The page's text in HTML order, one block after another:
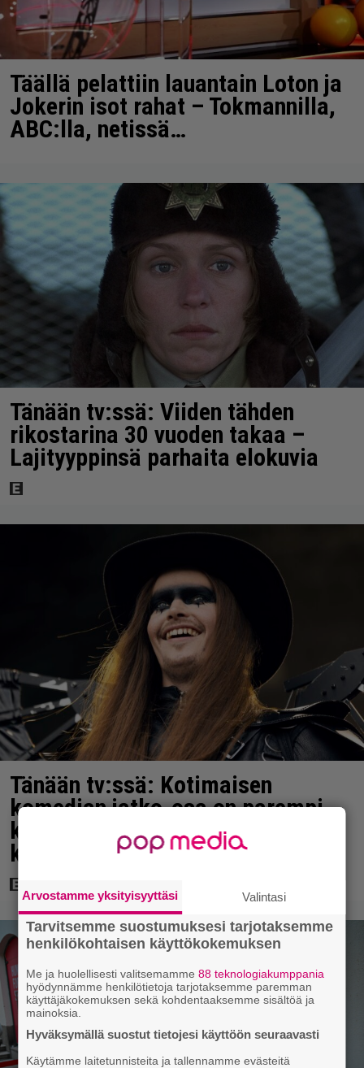
Täällä pelattiin lauantain Loton ja
Jokerin isot rahat – Tokmannilla,
ABC:lla, netissä…
Tänään tv:ssä: Viiden tähden
rikostarina 30 vuoden takaa –
Lajityyppinsä parhaita elokuvia
Tänään tv:ssä: Kotimaisen
komedian jatko-osa on parempi
kuin ensimmäinen – Painavaa
katsottavaa vuodelta 2024
Arvostamme yksityisyyttäsi Valintasi
Tarvitsemme suostumuksesi tarjotaksemme
henkilökohtaisen käyttökokemuksen
Me ja huolellisesti valitsemamme88 teknologiakumppania
hyödynnämme henkilötietoja tarjotaksemme paremman
käyttäjäkokemuksen sekä kohdentaaksemme sisältöä ja
mainoksia.
Hyväksymällä suostut tietojesi käyttöön seuraavasti
Käytämme laitetunnisteita ja tallennamme evästeitä